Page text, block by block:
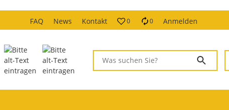
FAQ News Kontakt 0 0 Anmelden